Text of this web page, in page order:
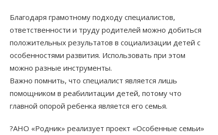
Благодаря грамотному подходу специалистов,
ответственности и труду родителей можно добиться
положительных результатов в социализации детей с
особенностями развития. Использовать при этом
можно разные инструменты.
Важно помнить, что специалист является лишь
помощником в реабилитации детей, потому что
главной опорой ребенка является его семья.
?АНО «Родник» реализует проект «Особенные семьи»